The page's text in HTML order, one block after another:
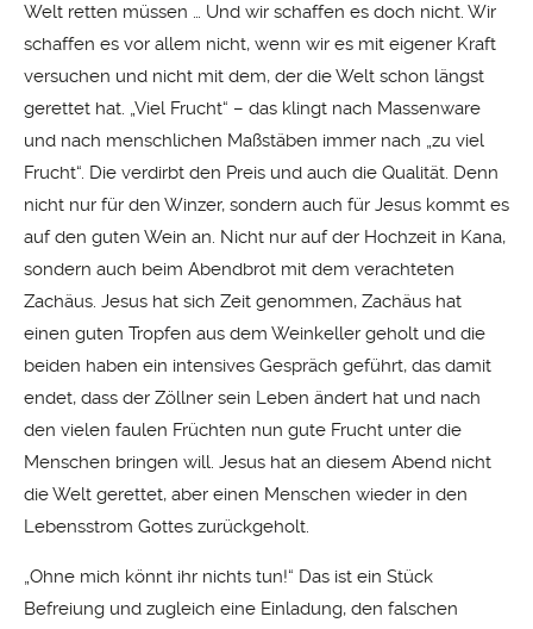
Welt retten müssen … Und wir schaffen es doch nicht. Wir
schaffen es vor allem nicht, wenn wir es mit eigener Kraft
versuchen und nicht mit dem, der die Welt schon längst
gerettet hat. „Viel Frucht“ – das klingt nach Massenware
und nach menschlichen Maßstäben immer nach „zu viel
Frucht“. Die verdirbt den Preis und auch die Qualität. Denn
nicht nur für den Winzer, sondern auch für Jesus kommt es
auf den guten Wein an. Nicht nur auf der Hochzeit in Kana,
sondern auch beim Abendbrot mit dem verachteten
Zachäus. Jesus hat sich Zeit genommen, Zachäus hat
einen guten Tropfen aus dem Weinkeller geholt und die
beiden haben ein intensives Gespräch geführt, das damit
endet, dass der Zöllner sein Leben ändert hat und nach
den vielen faulen Früchten nun gute Frucht unter die
Menschen bringen will. Jesus hat an diesem Abend nicht
die Welt gerettet, aber einen Menschen wieder in den
Lebensstrom Gottes zurückgeholt.
„Ohne mich könnt ihr nichts tun!“ Das ist ein Stück
Befreiung und zugleich eine Einladung, den falschen